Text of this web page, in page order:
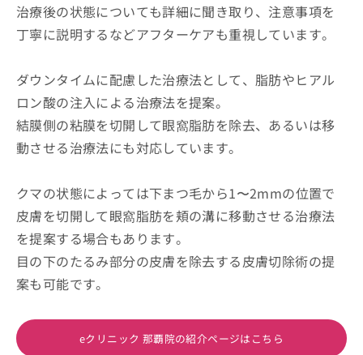
治療後の状態についても詳細に聞き取り、注意事項を
丁寧に説明するなどアフターケアも重視しています。
ダウンタイムに配慮した治療法として、脂肪やヒアル
ロン酸の注入による治療法を提案。
結膜側の粘膜を切開して眼窩脂肪を除去、あるいは移
動させる治療法にも対応しています。
クマの状態によっては下まつ毛から1〜2mmの位置で
皮膚を切開して眼窩脂肪を頬の溝に移動させる治療法
を提案する場合もあります。
目の下のたるみ部分の皮膚を除去する皮膚切除術の提
案も可能です。
eクリニック 那覇院の紹介ページはこちら